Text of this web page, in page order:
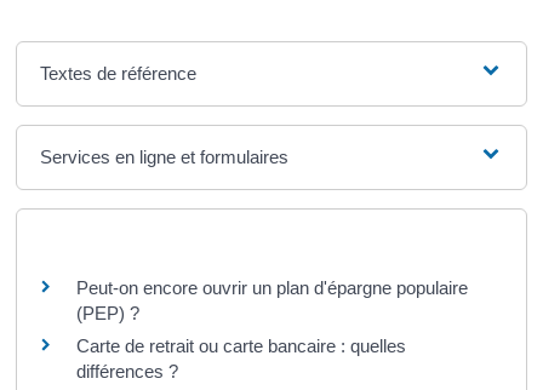
Textes de référence
Services en ligne et formulaires
Peut-on encore ouvrir un plan d'épargne populaire
(PEP) ?
Carte de retrait ou carte bancaire : quelles
différences ?